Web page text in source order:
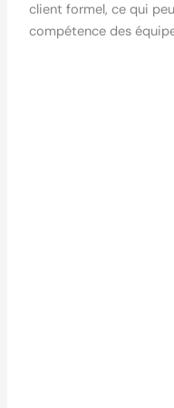
client formel, ce qui
compétence des